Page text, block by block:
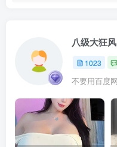
八级大狂风
1023